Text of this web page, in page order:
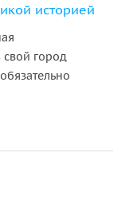
историей
город